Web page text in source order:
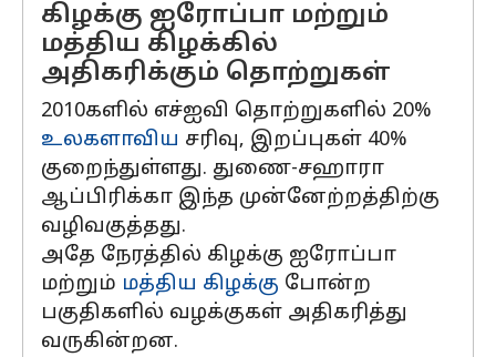
கிழக்கு ஐரோப்பா மற்றும்
மத்திய கிழக்கில்
அதிகரிக்கும் தொற்றுகள்
2010களில் எச்ஐவி தொற்றுகளில் 20%
உலகளாவிய சரிவு, இறப்புகள் 40%
குறைந்துள்ளது. துணை-சஹாரா
ஆப்பிரிக்கா இந்த முன்னேற்றத்திற்கு
வழிவகுத்தது.
அதே நேரத்தில் கிழக்கு ஐரோப்பா
மற்றும் மத்திய கிழக்கு போன்ற
பகுதிகளில் வழக்குகள் அதிகரித்து
வருகின்றன.